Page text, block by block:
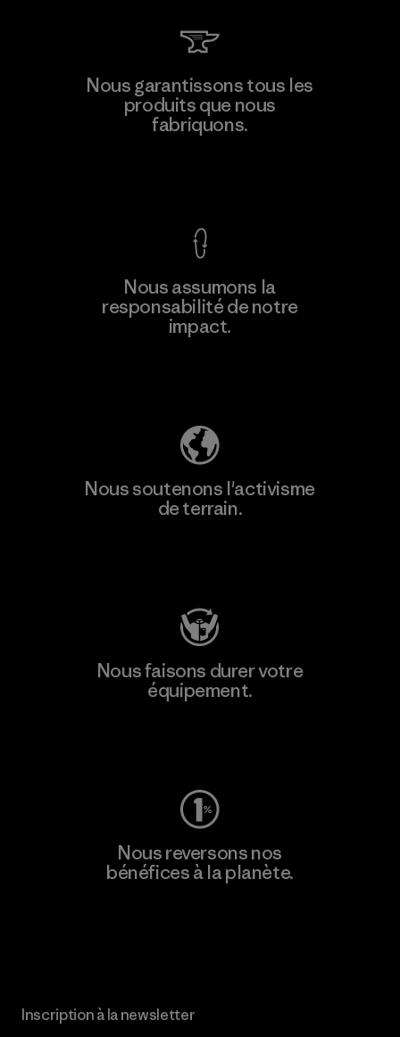
Nous garantissons tous les
produits que nous
fabriquons.
Nous assumons la
responsabilité de notre
impact.
Nous soutenons l'activisme
de terrain.
Nous faisons durer votre
équipement.
Nous reversons nos
bénéfices à la planète.
Inscription à la newsletter